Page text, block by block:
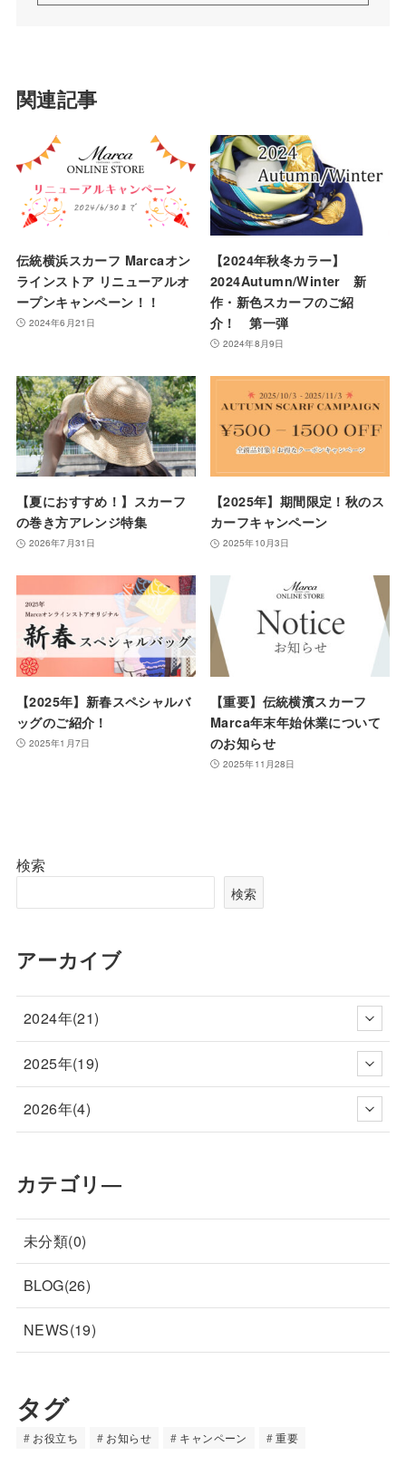
関連記事
伝統横浜スカーフ Marcaオン
ラインストア リニューアルオ
ープンキャンペーン！！
2024年6月21日
【2024年秋冬カラー】
2024Autumn/Winter 新
作・新色スカーフのご紹
介！ 第一弾
2024年8月9日
【夏におすすめ！】スカーフ
の巻き方アレンジ特集
2026年7月31日
【2025年】期間限定！秋のス
カーフキャンペーン
2025年10月3日
【2025年】新春スペシャルバ
ッグのご紹介！
2025年1月7日
【重要】伝統横濱スカーフ
Marca年末年始休業について
のお知らせ
2025年11月28日
検索
検索
アーカイブ
2024年(21)
2025年(19)
2026年(4)
カテゴリ―
未分類(0)
BLOG(26)
NEWS(19)
タグ
お役立ち お知らせ キャンペーン 重要